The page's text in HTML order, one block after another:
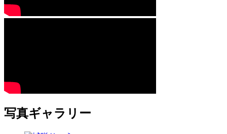
写真ギャラリー